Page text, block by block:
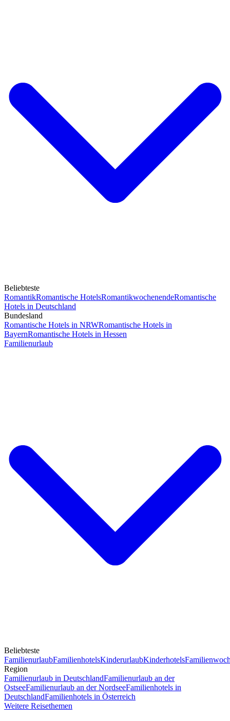
Beliebteste
RomantikRomantische HotelsRomantikwochenendeRomantische
Hotels in Deutschland
Bundesland
Romantische Hotels in NRWRomantische Hotels in
BayernRomantische Hotels in Hessen
Familienurlaub
Beliebteste
FamilienurlaubFamilienhotelsKinderurlaubKinderhotels
Region
Familienurlaub in DeutschlandFamilienurlaub an der
OstseeFamilienurlaub an der NordseeFamilienhotels in
DeutschlandFamilienhotels in Österreich
Weitere Reisethemen